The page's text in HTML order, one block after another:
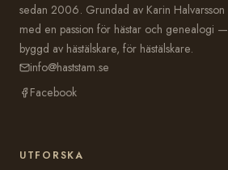
sedan 2006. Grundad av Karin Halvarsson
med en passion för hästar och genealogi —
byggd av hästälskare, för hästälskare.
info@haststam.se
Facebook
UTFORSKA